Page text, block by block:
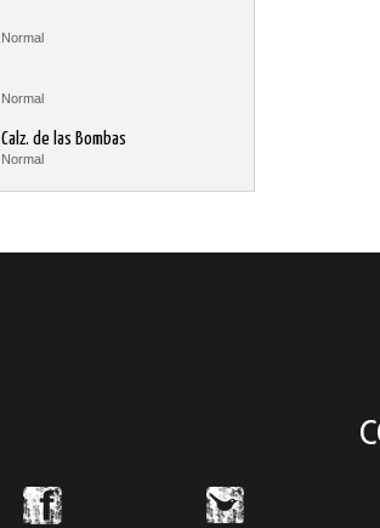
Normal
Normal
Calz. de las Bombas
Normal